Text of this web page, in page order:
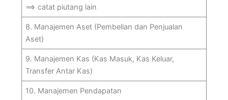
==> catat piutang lain
8. Manajemen Aset (Pembelian dan Penjualan
Aset)
9. Manajemen Kas (Kas Masuk, Kas Keluar,
Transfer Antar Kas)
10. Manajemen Pendapatan